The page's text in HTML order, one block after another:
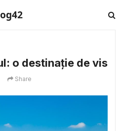
o destinație de vis
Share